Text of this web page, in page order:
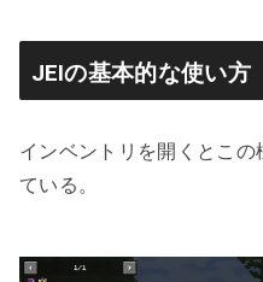
JEIの基本的な使い方
インベントリを開くとこ
ている。